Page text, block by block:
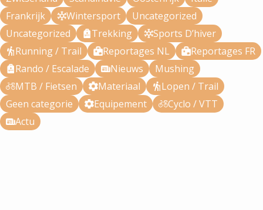
Frankrijk
Wintersport
Uncategorized
Uncategorized
Trekking
Sports D’hiver
Running / Trail
Reportages NL
Reportages FR
Rando / Escalade
Nieuws
Mushing
MTB / Fietsen
Materiaal
Lopen / Trail
Geen categorie
Equipement
Cyclo / VTT
Actu